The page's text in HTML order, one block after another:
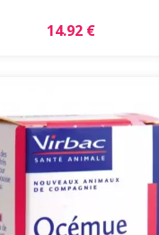
14.92 €